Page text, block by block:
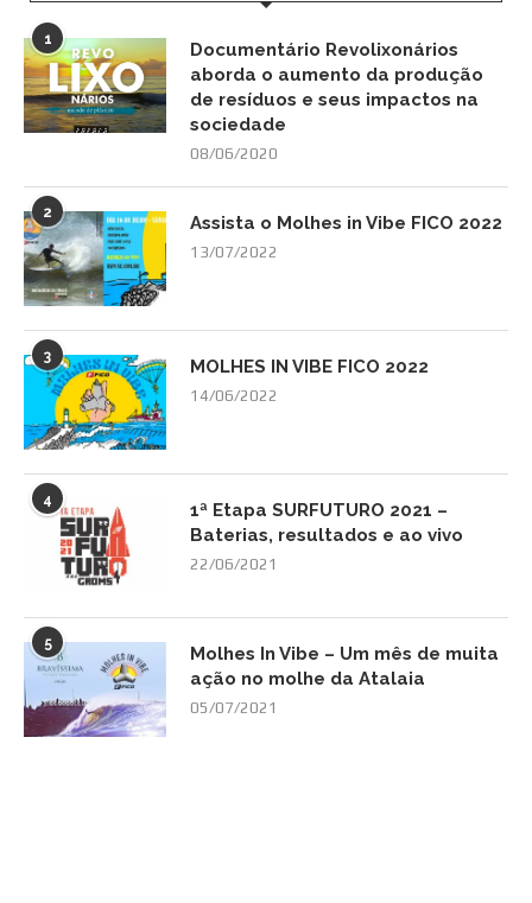
1
Documentário Revolixonários
aborda o aumento da produção
de resíduos e seus impactos na
sociedade
08/06/2020
2 Assista o Molhes in Vibe FICO 2022
13/07/2022
3 MOLHES IN VIBE FICO 2022
14/06/2022
4
1ª Etapa SURFUTURO 2021 –
Baterias, resultados e ao vivo
22/06/2021
5
Molhes In Vibe – Um mês de muita
ação no molhe da Atalaia
05/07/2021